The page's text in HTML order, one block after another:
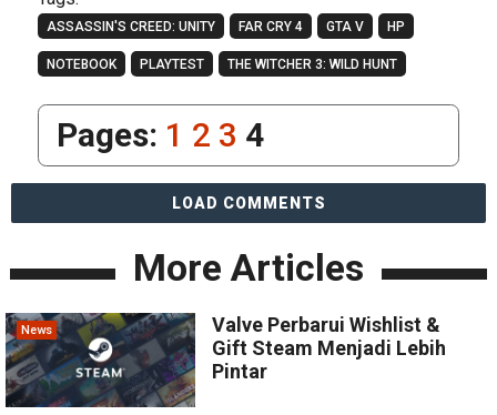
ASSASSIN'S CREED: UNITY FAR CRY 4 GTA V HP
NOTEBOOK PLAYTEST THE WITCHER 3: WILD HUNT
Pages: 1 2 3 4
LOAD COMMENTS
More Articles
News
Valve Perbarui Wishlist &
Gift Steam Menjadi Lebih
Pintar